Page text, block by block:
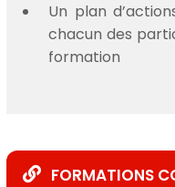
Un plan
chacun des
formation
FORMATIONS